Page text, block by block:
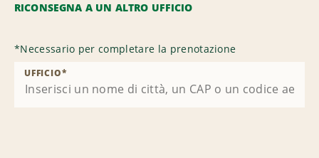
RICONSEGNA A UN ALTRO UFFICIO
*Necessario per completare la prenotazione
UFFICIO*